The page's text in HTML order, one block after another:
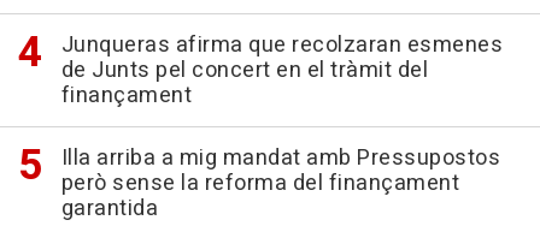
Junqueras afirma que recolzaran esmenes
de Junts pel concert en el tràmit del
finançament
Illa arriba a mig mandat amb Pressupostos
però sense la reforma del finançament
garantida